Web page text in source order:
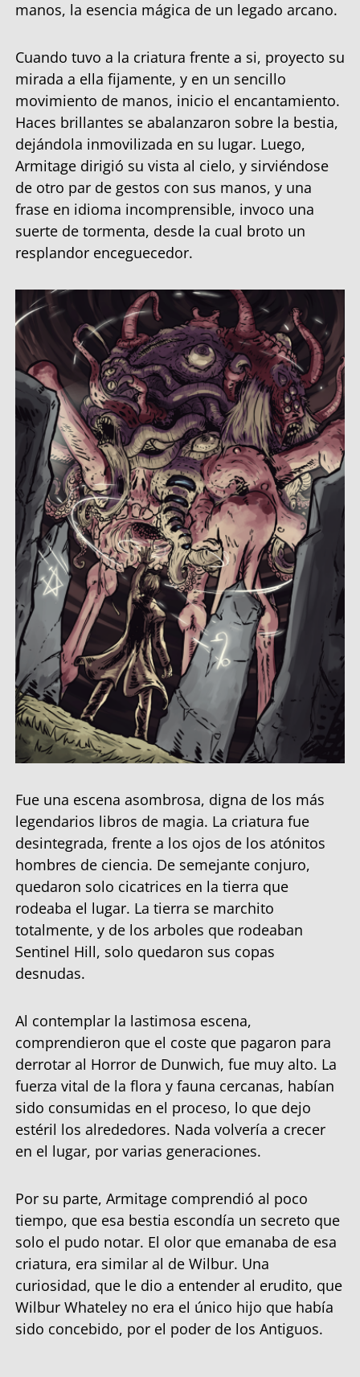
manos, la esencia mágica de un legado arcano.
Cuando tuvo a la criatura frente a si, proyecto su
mirada a ella fijamente, y en un sencillo
movimiento de manos, inicio el encantamiento.
Haces brillantes se abalanzaron sobre la bestia,
dejándola inmovilizada en su lugar. Luego,
Armitage dirigió su vista al cielo, y sirviéndose
de otro par de gestos con sus manos, y una
frase en idioma incomprensible, invoco una
suerte de tormenta, desde la cual broto un
resplandor enceguecedor.
Fue una escena asombrosa, digna de los más
legendarios libros de magia. La criatura fue
desintegrada, frente a los ojos de los atónitos
hombres de ciencia. De semejante conjuro,
quedaron solo cicatrices en la tierra que
rodeaba el lugar. La tierra se marchito
totalmente, y de los arboles que rodeaban
Sentinel Hill, solo quedaron sus copas
desnudas.
Al contemplar la lastimosa escena,
comprendieron que el coste que pagaron para
derrotar al Horror de Dunwich, fue muy alto. La
fuerza vital de la flora y fauna cercanas, habían
sido consumidas en el proceso, lo que dejo
estéril los alrededores. Nada volvería a crecer
en el lugar, por varias generaciones.
Por su parte, Armitage comprendió al poco
tiempo, que esa bestia escondía un secreto que
solo el pudo notar. El olor que emanaba de esa
criatura, era similar al de Wilbur. Una
curiosidad, que le dio a entender al erudito, que
Wilbur Whateley no era el único hijo que había
sido concebido, por el poder de los Antiguos.